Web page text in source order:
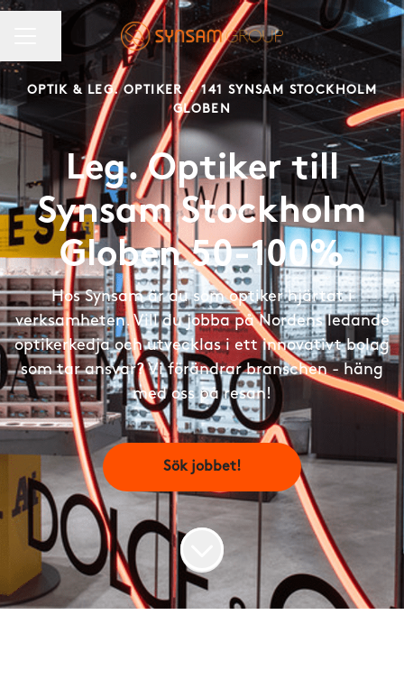
KARRIÄRMENY
Dela sidan
OPTIK & LEG. OPTIKER · 141 SYNSAM STOCKHOLM
GLOBEN
Leg. Optiker till
Synsam Stockholm
Globen 50-100%
Hos Synsam är du som optiker hjärtat i
verksamheten. Vill du jobba på Nordens ledande
optikerkedja och utvecklas i ett innovativt bolag
som tar ansvar? Vi förändrar branschen - häng
med oss på resan!
Sök jobbet!